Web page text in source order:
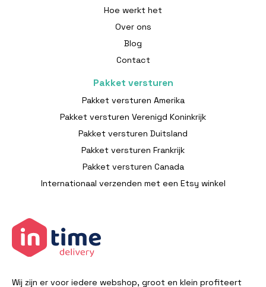
Wij zijn er voor iedere webshop, groot en klein profiteert
Hoe werkt het
Over ons
Blog
Contact
Pakket versturen
Pakket versturen Amerika
Pakket versturen Verenigd Koninkrijk
Pakket versturen Duitsland
Pakket versturen Frankrijk
Pakket versturen Canada
Internationaal verzenden met een Etsy winkel